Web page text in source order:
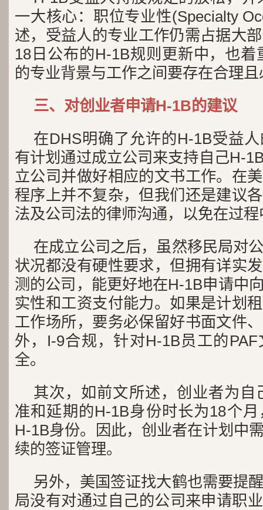
一大核心：职位专业性(Specialty
述，受益人的专业工作仍需占据大
18日公布的H-1B规则更新中，也
的专业背景与工作之间要存在合理且
三、对创业者申请H-1B的建议
在DHS明确了允许的H-1B受益
有计划通过成立公司来支持自己H-
立公司并做好相应的文书工作。在
程序上并不复杂，但我们还是建议
法及公司法的律师沟通，以免在过
在成立公司之后，虽然移民局对
状况都没有硬性要求，但拥有详实
测的公司，能更好地在H-1B申请中
实性和工资支付能力。如果是计划
工作场所，要务必保留好书面文件
外，I-9合规，针对H-1B员工的
全。
其次，如前文所述，创业者为自
准和延期的H-1B身份时长为18个
H-1B身份。因此，创业者在计划中
续的签证管理。
另外，美国签证找大鹤也需要提
局没有对通过自己的公司来申请职